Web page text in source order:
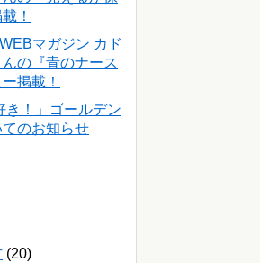
！
マガジン カド
の『青のナース
掲載！
き！」ゴールデン
のお知らせ
(20)